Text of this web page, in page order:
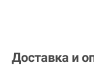
Доставка и